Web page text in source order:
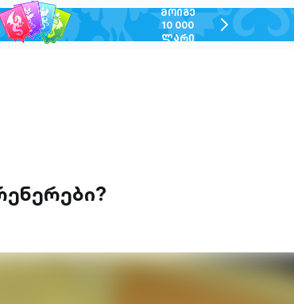
ᲛᲝᲘᲒᲔ
10 000
ᲚᲐᲠᲘ
chevron-
right-